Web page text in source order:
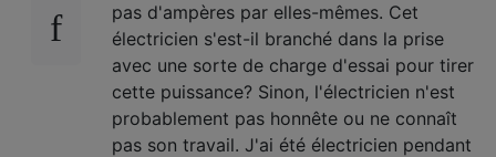
pas d'ampères par elles-mêmes. Cet
électricien s'est-il branché dans la prise
avec une sorte de charge d'essai pour tirer
cette puissance? Sinon, l'électricien n'est
probablement pas honnête ou ne connaît
pas son travail. J'ai été électricien pendant